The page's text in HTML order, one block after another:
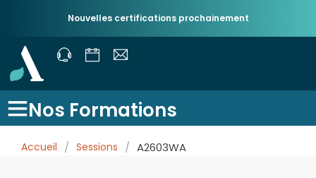
Nouvelles certifications prochainement
Nos Formations
Accueil / Sessions / A2603WA